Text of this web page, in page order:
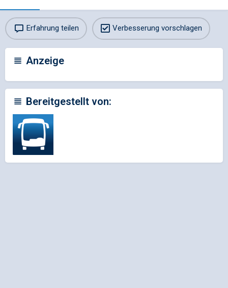
Erfahrung teilen Verbesserung vorschlagen
Anzeige
Bereitgestellt von: